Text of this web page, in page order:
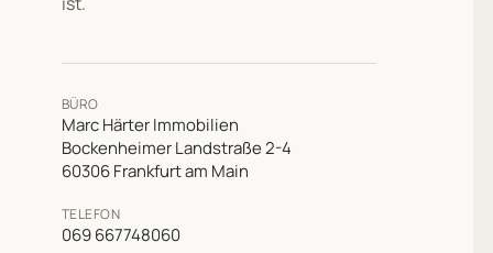
BÜRO
Marc Härter Immobilien
Bockenheimer Landstraße 2-4
60306 Frankfurt am Main
TELEFON
069 667748060